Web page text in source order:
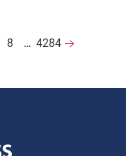
8 … 4284